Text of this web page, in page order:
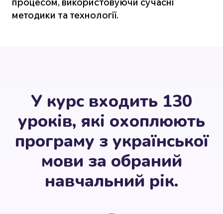
методики та технології.
У курс входить 130
уроків, які охоплюють
програму з української
мови за обраний
навчальний рік.